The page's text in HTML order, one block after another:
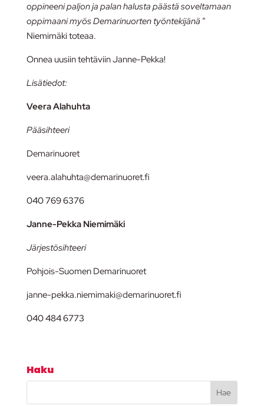
oppineeni paljon ja palan halusta päästä soveltamaan
oppimaani myös Demarinuorten työntekijänä ”
Niemimäki toteaa.
Onnea uusiin tehtäviin Janne-Pekka!
Lisätiedot:
Veera Alahuhta
Pääsihteeri
Demarinuoret
veera.alahuhta@demarinuoret.fi
040 769 6376
Janne-Pekka Niemimäki
Järjestösihteeri
Pohjois-Suomen Demarinuoret
janne-pekka.niemimaki@demarinuoret.fi
040 484 6773
Haku